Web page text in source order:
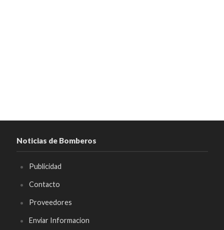
Noticias de Bomberos
Publicidad
Contacto
Proveedores
Enviar Informacion